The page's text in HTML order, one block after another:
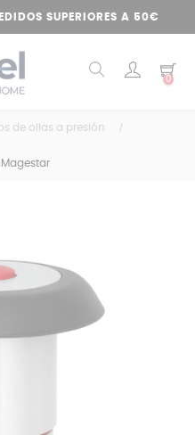
SUPERIORES A 50€
0
de ollas a presión